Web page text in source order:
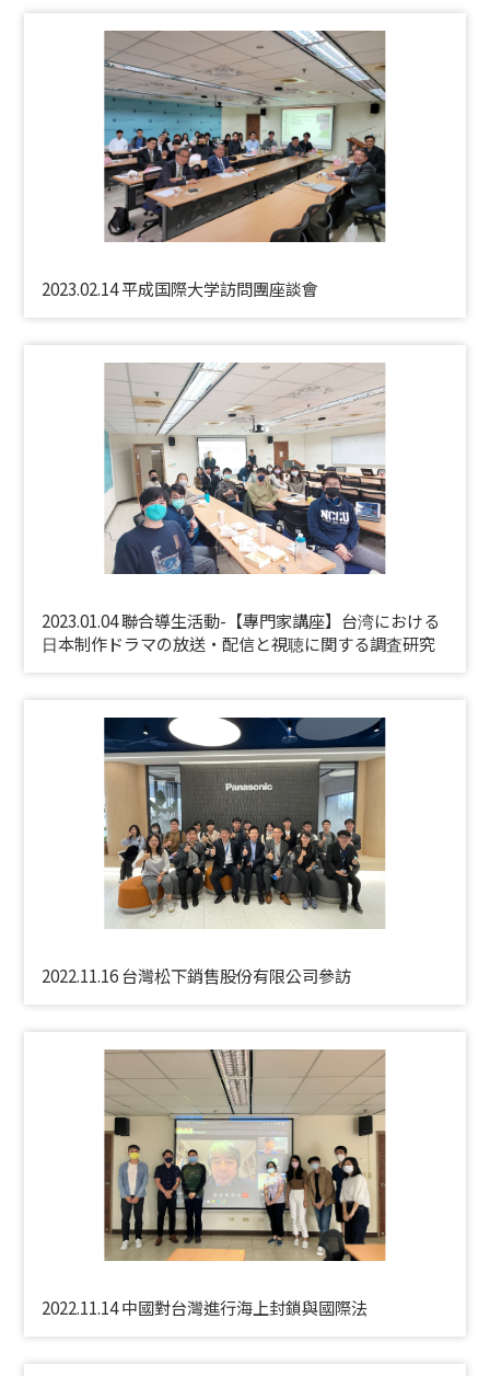
2023.02.14 平成国際大学訪問團座談會
2023.01.04 聯合導生活動-【專門家講座】台湾における
⽇本制作ドラマの放送・配信と視聴に関する調査研究
2022.11.16 台灣松下銷售股份有限公司參訪
2022.11.14 中國對台灣進行海上封鎖與國際法